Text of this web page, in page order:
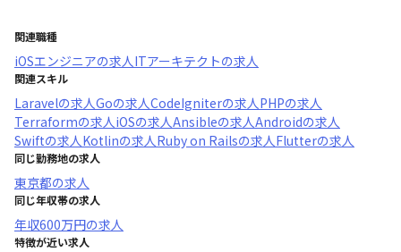
関連職種
iOSエンジニアの求人ITアーキテクトの求人
関連スキル
Laravelの求人Goの求人CodeIgniterの求人PHPの求人
Terraformの求人iOSの求人Ansibleの求人Androidの求人
Swiftの求人Kotlinの求人Ruby on Railsの求人Flutterの求人
同じ勤務地の求人
東京都の求人
同じ年収帯の求人
年収600万円の求人
特徴が近い求人